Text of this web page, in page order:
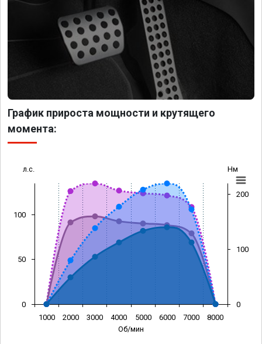
График прироста мощности и крутящего
момента:
Об/мин
л.с. Нм
1000 2000 3000 4000 5000 6000 7000 8000
0
50
100
0
100
200